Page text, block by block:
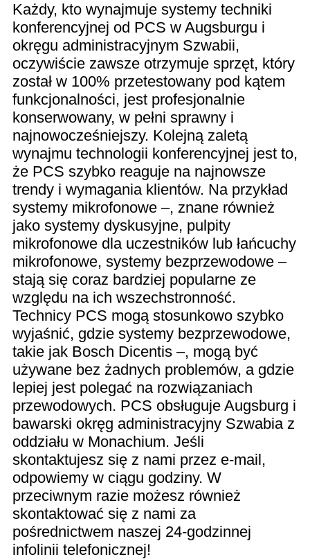
Każdy, kto wynajmuje systemy techniki
konferencyjnej od PCS w Augsburgu i
okręgu administracyjnym Szwabii,
oczywiście zawsze otrzymuje sprzęt, który
został w 100% przetestowany pod kątem
funkcjonalności, jest profesjonalnie
konserwowany, w pełni sprawny i
najnowocześniejszy. Kolejną zaletą
wynajmu technologii konferencyjnej jest to,
że PCS szybko reaguje na najnowsze
trendy i wymagania klientów. Na przykład
systemy mikrofonowe –, znane również
jako systemy dyskusyjne, pulpity
mikrofonowe dla uczestników lub łańcuchy
mikrofonowe, systemy bezprzewodowe –
stają się coraz bardziej popularne ze
względu na ich wszechstronność.
Technicy PCS mogą stosunkowo szybko
wyjaśnić, gdzie systemy bezprzewodowe,
takie jak Bosch Dicentis –, mogą być
używane bez żadnych problemów, a gdzie
lepiej jest polegać na rozwiązaniach
przewodowych. PCS obsługuje Augsburg i
bawarski okręg administracyjny Szwabia z
oddziału w Monachium. Jeśli
skontaktujesz się z nami przez e-mail,
odpowiemy w ciągu godziny. W
przeciwnym razie możesz również
skontaktować się z nami za
pośrednictwem naszej 24-godzinnej
infolinii telefonicznej!